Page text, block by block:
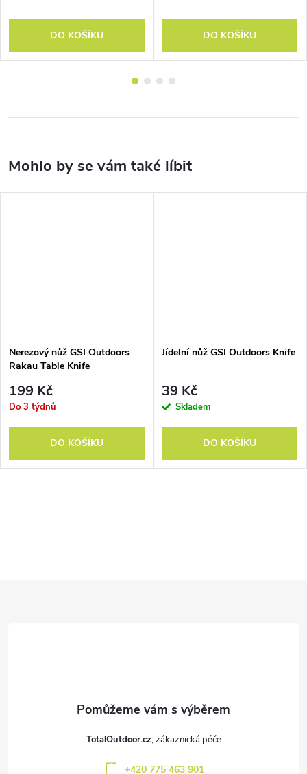
DO KOŠÍKU DO KOŠÍKU
Nerezový nůž GSI Outdoors
Rakau Table Knife
199 Kč
Do 3 týdnů
DO KOŠÍKU
Jídelní nůž GSI Outdoors Knife
39 Kč
Skladem
DO KOŠÍKU
TotalOutdoor.cz
+420 775 463 901